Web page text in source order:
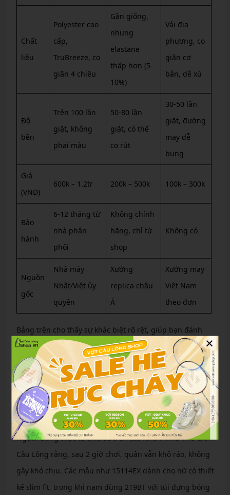
Chất
liệu
Polyester cao
cấp,
TruBreeze, co
giãn 4 chiều
Gần giống,
nhưng
elastane
thấp hơn (5-
10%)
Vải địa
phương, co
giãn cơ
bản, dễ xù
Độ
bền
Trên 100 lần
giặt, không
phai màu
50-80 lần
giặt, có thể
co rút
30-50 lần
giặt, đường
may dễ
bung
Giá
(VNĐ)
600k – 1.2tr 200k – 500k 100k – 300k
Bảo
hành
6-12 tháng từ
nhà phân
phối
Không chính
hãng, chỉ từ
shop
Không có
Nguồn
gốc
Nhà máy
Nhật/Việt ủy
quyền
Xưởng
replica châu
Á
Xưởng may
Việt Nam
theo đơn
Bảng trên cho thấy sự khác biệt rõ rệt, giúp bạn đánh
giá nhanh chóng.
Đặc điểm và trải nghiệm quần Yonex chính hãng
Quần cầu lông Yonexchính hãng mang đến trải nghiệm
đỉnh cao. Với công nghệ Power Cushion ở phần đùi hỗ
trợ, shorts giúp giảm ma sát và tăng tốc độ di chuyển.
Người dùng thực tế chia sẻ trên các forum như Thế Giới
Cầu Lông rằng, sau 2 giờ chơi, quần vẫn khô ráo, không
gây khó chịu. Các mẫu như 15114EX dành cho nữ có thiết
kế slim fit, trong khi nam dùng 219BT với túi đựng bóng
×